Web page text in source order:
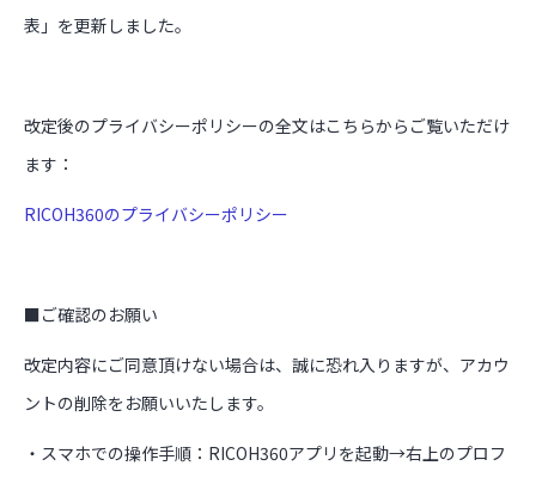
表」を更新しました。
改定後のプライバシーポリシーの全文はこちらからご覧いただけ
ます：
RICOH360のプライバシーポリシー
■ご確認のお願い
改定内容にご同意頂けない場合は、誠に恐れ入りますが、アカウ
ントの削除をお願いいたします。
・スマホでの操作手順：RICOH360アプリを起動→右上のプロフ